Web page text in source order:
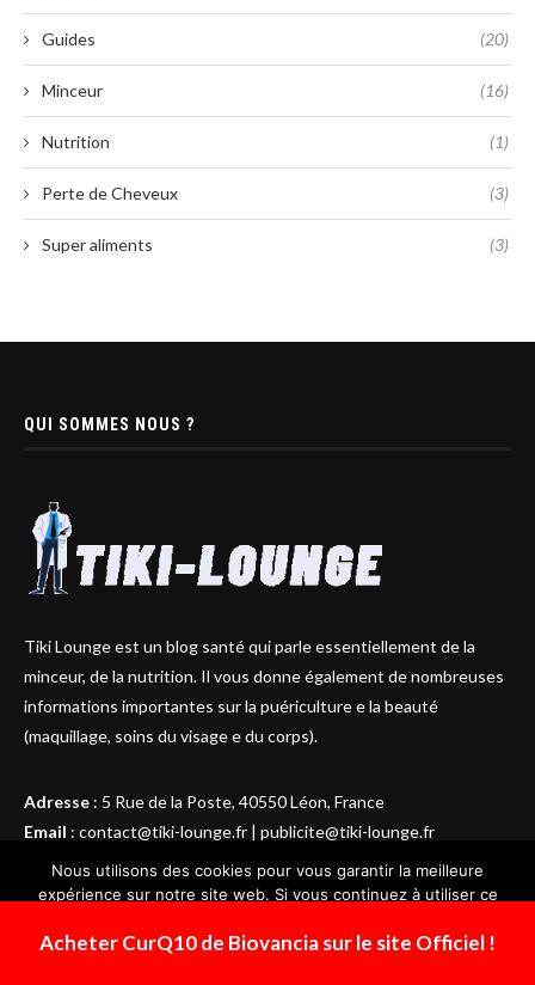
Acheter CurQ10 de Biovancia sur le site Officiel !
Guides (20)
Minceur (16)
Nutrition (1)
Perte de Cheveux (3)
Super aliments (3)
QUI SOMMES NOUS ?
Tiki Lounge est un blog santé qui parle essentiellement de la
minceur, de la nutrition. Il vous donne également de nombreuses
informations importantes sur la puériculture e la beauté
(maquillage, soins du visage e du corps).
Adresse : 5 Rue de la Poste, 40550 Léon, France
Email : contact@tiki-lounge.fr | publicite@tiki-lounge.fr
Téléphone:+33 5 58 49 29 68
Horaires d’ouverture: Du lundi au vendredi, de 08h30 à 18h30
ARTICLES RÉCENTS
Nous utilisons des cookies pour vous garantir la meilleure
expérience sur notre site web. Si vous continuez à utiliser ce
Ok